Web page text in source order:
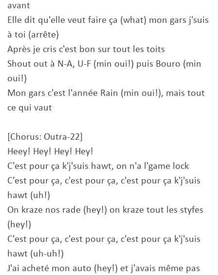
avant
Elle dit qu'elle veut faire ça (what) mon gars j'suis
à toi (arrête)
Après je cris c'est bon sur tout les toits
Shout out à N-A, U-F (min oui!) puis Bouro (min
oui!)
Mon gars c'est l'année Rain (min oui!), mais tout
ce qui vaut
[Chorus: Outra-22]
Heey! Hey! Hey! Hey!
C'est pour ça k'j'suis hawt, on n'a l'game lock
C'est pour ça, c'est pour ça, c'est pour ça k'j'suis
hawt (uh!)
On kraze nos rade (hey!) on kraze tout les styfes
(hey!)
C'est pour ça, c'est pour ça, c'est pour ça k'j'suis
hawt (uh-uh!)
J'ai acheté mon auto (hey!) et j'avais même pas